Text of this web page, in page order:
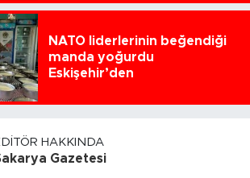
NATO liderlerinin beğendiği
manda yoğurdu
Eskişehir’den
HAKKINDA
Gazetesi